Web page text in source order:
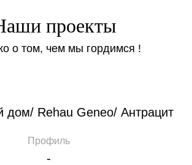
проекты
о том, чем мы гордимся !
дом/ Rehau Geneo/ Антрацит
Профиль
-